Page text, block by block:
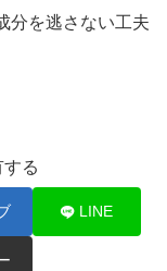
分を逃さない工夫
る
LINE